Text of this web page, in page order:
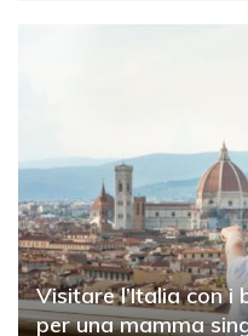
Visitare l’Italia con i
per una mamma